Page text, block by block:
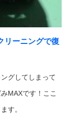
リーニングで復
グしてしまって
MAXです！ここ
す。